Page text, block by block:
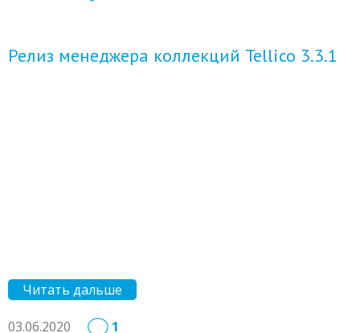
Релиз менеджера коллекций Tellico 3.3.1
Читать дальше
03.06.2020 1